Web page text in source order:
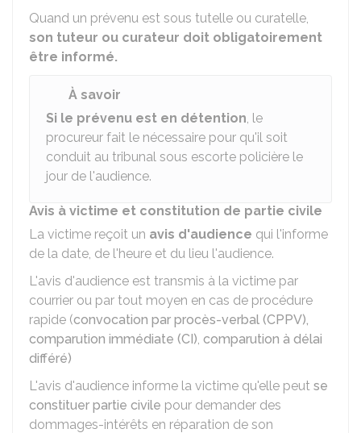
Quand un prévenu est sous tutelle ou curatelle,
son tuteur ou curateur doit obligatoirement
être informé.
À savoir
Si le prévenu est en détention, le
procureur fait le nécessaire pour qu'il soit
conduit au tribunal sous escorte policière le
jour de l'audience.
Avis à victime et constitution de partie civile
La victime reçoit un avis d'audience qui l'informe
de la date, de l'heure et du lieu l'audience.
L'avis d'audience est transmis à la victime par
courrier ou par tout moyen en cas de procédure
rapide (convocation par procès-verbal (CPPV),
comparution immédiate (CI), comparution à délai
différé)
L'avis d'audience informe la victime qu'elle peut se
constituer partie civile pour demander des
dommages-intérêts en réparation de son